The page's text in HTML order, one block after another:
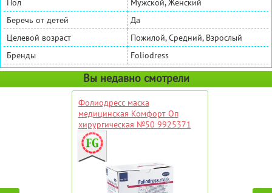
Пол
Мужской, Женский
Беречь от детей
Да
Целевой возраст
Пожилой, Средний, Взрослый
Бренды
Foliodress
Вы недавно смотрели
Фолиодресс маска
медицинская Комфорт Оп
хирургическая №50 9925371